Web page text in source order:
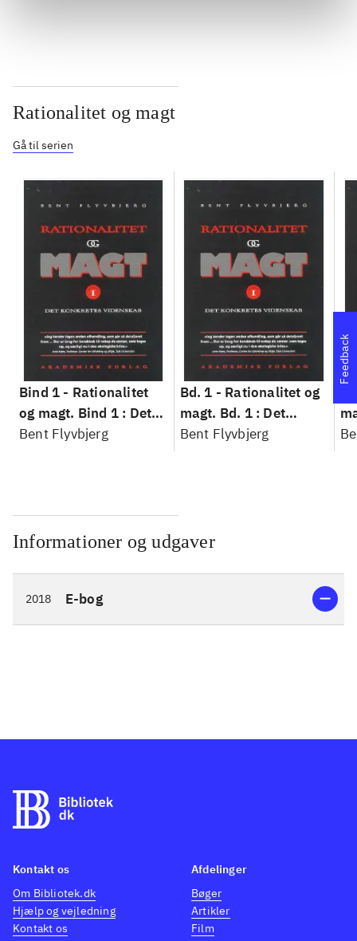
Rationalitet og magt
Gå til serien
Bind 1 - Rationalitet
og magt. Bind 1 : Det
konkretes videnskab
Bent Flyvbjerg
Bd. 1 - Rationalitet og
magt. Bd. 1 : Det
konkretes videnskab
Bent Flyvbjerg
Informationer og udgaver
2018 E-bog
Feedback
Kontakt os
Om Bibliotek.dk
Hjælp og vejledning
Kontakt os
Afdelinger
Bøger
Artikler
Film